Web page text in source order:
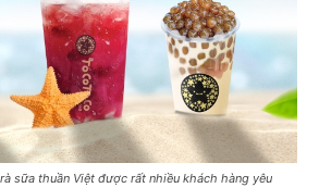
sữa thuần Việt được rất nhiều khách hàng yêu